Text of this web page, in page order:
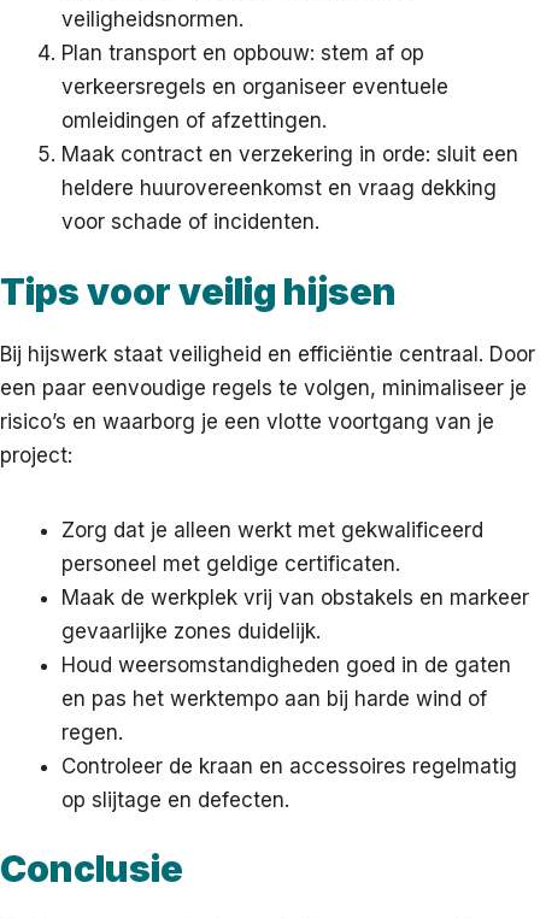
veiligheidsnormen.
Plan transport en opbouw: stem af op
verkeersregels en organiseer eventuele
omleidingen of afzettingen.
Maak contract en verzekering in orde: sluit een
heldere huurovereenkomst en vraag dekking
voor schade of incidenten.
Tips voor veilig hijsen
Bij hijswerk staat veiligheid en efficiëntie centraal. Door
een paar eenvoudige regels te volgen, minimaliseer je
risico’s en waarborg je een vlotte voortgang van je
project:
Zorg dat je alleen werkt met gekwalificeerd
personeel met geldige certificaten.
Maak de werkplek vrij van obstakels en markeer
gevaarlijke zones duidelijk.
Houd weersomstandigheden goed in de gaten
en pas het werktempo aan bij harde wind of
regen.
Controleer de kraan en accessoires regelmatig
op slijtage en defecten.
Conclusie